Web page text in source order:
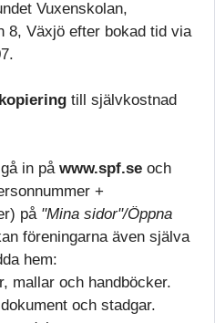
Vuxenskolan,
8, Växjö efter bokad tid via
kopiering till självkostnad
in på www.spf.se och
+
på "Mina sidor"/Öppna
föreningarna även själva
hem:
mallar och handböcker.
och stadgar.